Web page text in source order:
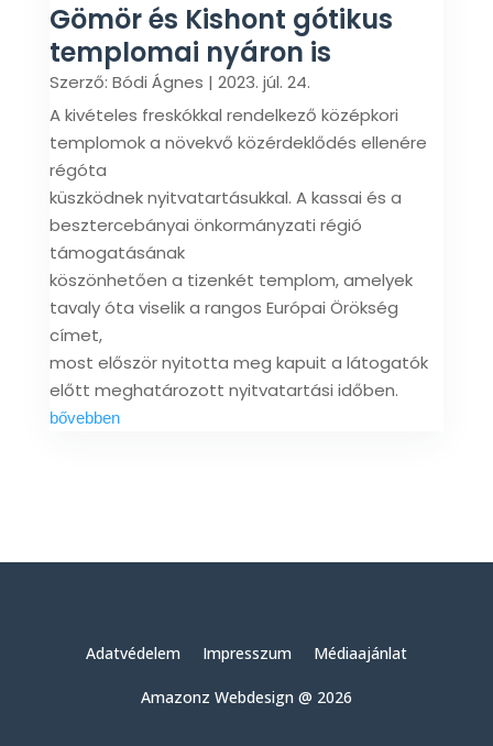
Gömör és Kishont gótikus
templomai nyáron is
Szerző: Bódi Ágnes | 2023. júl. 24.
A kivételes freskókkal rendelkező középkori
templomok a növekvő közérdeklődés ellenére
régóta
küszködnek nyitvatartásukkal. A kassai és a
besztercebányai önkormányzati régió
támogatásának
köszönhetően a tizenkét templom, amelyek
tavaly óta viselik a rangos Európai Örökség
címet,
most először nyitotta meg kapuit a látogatók
előtt meghatározott nyitvatartási időben.
bővebben
Adatvédelem Impresszum Médiaajánlat
Amazonz Webdesign @ 2026